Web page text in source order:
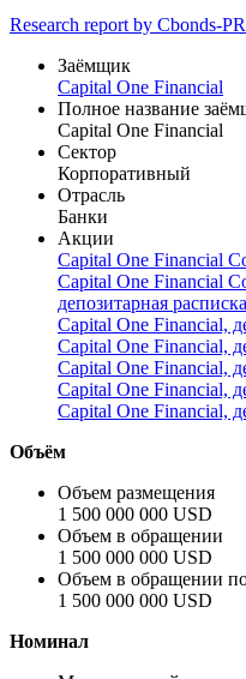
Research report by Cbonds-
Заёмщик
Capital One Financial
Полное название
Capital One Financial
Сектор
Корпоративный
Отрасль
Банки
Акции
Capital One Financial
Capital One Financial
депозитарная
Capital One Financial,
Capital One Financial,
Capital One Financial,
Capital One Financial,
Capital One Financial,
Объём
Объем размещения
1 500 000 000 USD
Объем в обращении
1 500 000 000 USD
Объем в обращении
1 500 000 000 USD
Номинал